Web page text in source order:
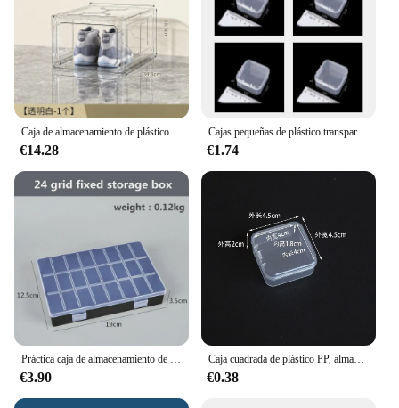
€14.28
Cajas pequeñas de plástico transparente para almacenamiento de joyas, contenedor, caja de embalaje, pendientes, anillos, cuentas, caja de protección para tapones para los oídos, 1 ~ 10 Uds.
€1.74
€3.90
Caja cuadrada de plástico PP, almacenamiento Rectangular, cubierta abatible transparente, piezas de almacenamiento de una sola pieza, embalaje de joyería de producto pequeño
€0.38